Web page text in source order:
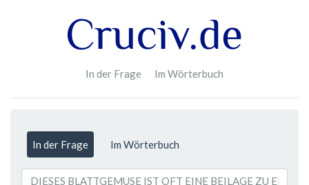
In der Frage Im Wörterbuch
In der Frage Im Wörterbuch